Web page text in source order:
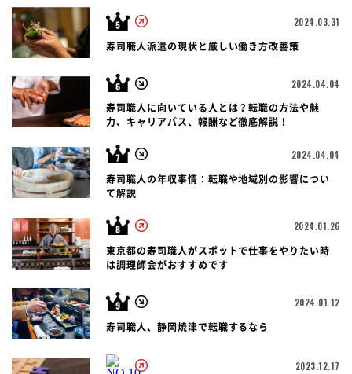
2024.03.31
寿司職人派遣の現状と厳しい働き方改善策
2024.04.04
寿司職人に向いている人とは？転職の方法や魅
力、キャリアパス、報酬など徹底解説！
2024.04.04
寿司職人の年収事情：転職や地域別の影響につい
て解説
2024.01.26
東京都の寿司職人がスポットで仕事をやりたい時
は調理師会がおすすめです
2024.01.12
寿司職人、静岡焼津で転職するなら
2023.12.17